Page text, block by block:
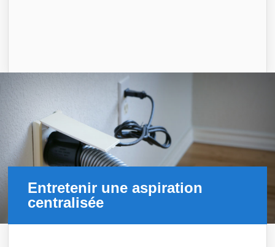
Entretenir une aspiration
centralisée